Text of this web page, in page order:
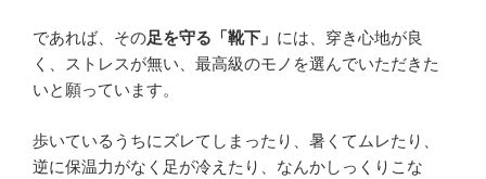
であれば、その足を守る「靴下」 には、穿き心地が良
く、ストレスが無い、最高級のモノを選んでいただきた
いと願っています。
歩いているうちにズレてしまったり、暑くてムレたり、
逆に保温力がなく足が冷えたり、なんかしっくりこな